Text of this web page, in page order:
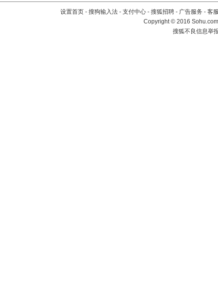
设置首页 - 搜狗输入法 - 支付中心 - 搜狐招聘 - 广告服务 - 客
Copyright©2016
搜狐不良信息举